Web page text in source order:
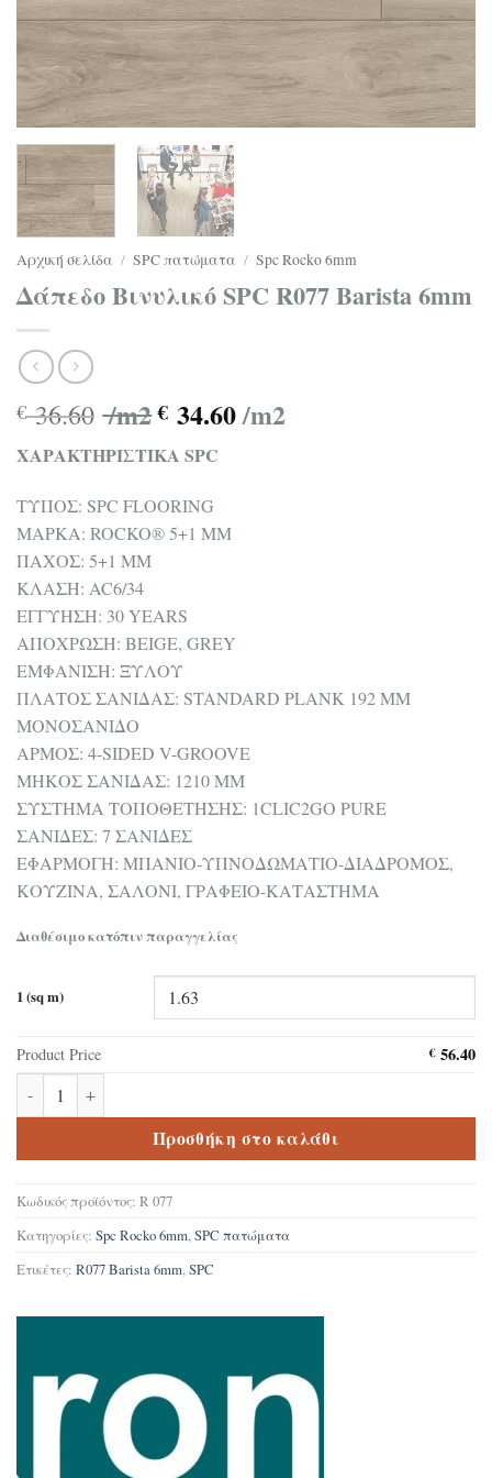
Αρχική σελίδα / SPC πατώματα / Spc Rocko 6mm
Δάπεδο Βινυλικό SPC R077 Barista 6mm
€36.60 /m2 € 34.60/m2
ΧΑΡΑΚΤΗΡΙΣΤΙΚΑ SPC
ΤΥΠΟΣ: SPC FLOORING
ΜΑΡΚΑ: ROCKO® 5+1 MM
ΠΑΧΟΣ: 5+1 MM
ΚΛΑΣΗ: AC6/34
ΕΓΓΥΗΣΗ: 30 YEARS
ΑΠΟΧΡΩΣΗ: BEIGE, GREY
ΕΜΦΑΝΙΣΗ: ΞΥΛΟΥ
ΠΛΑΤΟΣ ΣΑΝΙΔΑΣ: STANDARD PLANK 192 MM
ΜΟΝΟΣΑΝΙΔΟ
ΑΡΜΟΣ: 4-SIDED V-GROOVE
ΜΗΚΟΣ ΣΑΝΙΔΑΣ: 1210 MM
ΣΥΣΤΗΜΑ ΤΟΠΟΘΕΤΗΣΗΣ: 1CLIC2GO PURE
ΣΑΝΙΔΕΣ: 7 ΣΑΝΙΔΕΣ
ΕΦΑΡΜΟΓΗ: ΜΠΑΝΙΟ-ΥΠΝΟΔΩΜΑΤΙΟ-ΔΙΑΔΡΟΜΟΣ,
ΚΟΥΖΙΝΑ, ΣΑΛΟΝΙ, ΓΡΑΦΕΙΟ-ΚΑΤΑΣΤΗΜΑ
Διαθέσιμο κατόπιν παραγγελίας
1 (sq m)
Product Price €56.40
Δάπεδο Βινυλικό SPC R077 Barista 6mm ποσότητα
Προσθήκη στο καλάθι
Κωδικός προϊόντος: R 077
Κατηγορίες: Spc Rocko 6mm,SPC πατώματα
Ετικέτες: R077 Barista 6mm,SPC